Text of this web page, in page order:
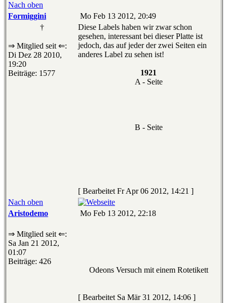
Nach oben
Formiggini
Mo Feb 13 2012, 20:49
†
⇒ Mitglied seit ⇐:
Di Dez 28 2010,
19:20
Beiträge: 1577
Diese Labels haben wir zwar schon
gesehen, interessant bei dieser Platte ist
jedoch, das auf jeder der zwei Seiten ein
anderes Label zu sehen ist!
1921
A - Seite
B - Seite
[ Bearbeitet Fr Apr 06 2012, 14:21 ]
Nach oben
Aristodemo
Mo Feb 13 2012, 22:18
⇒ Mitglied seit ⇐:
Sa Jan 21 2012,
01:07
Beiträge: 426
Odeons Versuch mit einem Rotetikett
[ Bearbeitet Sa Mär 31 2012, 14:06 ]